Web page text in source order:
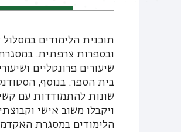
תוכנית הלימודים
ובספרות צרפתית.
שיעורים פרונטליים
בית הספר. בנוסף,
שונות להתמודדות עם
ויקבלו משוב אישי
הלימודים במסגרת